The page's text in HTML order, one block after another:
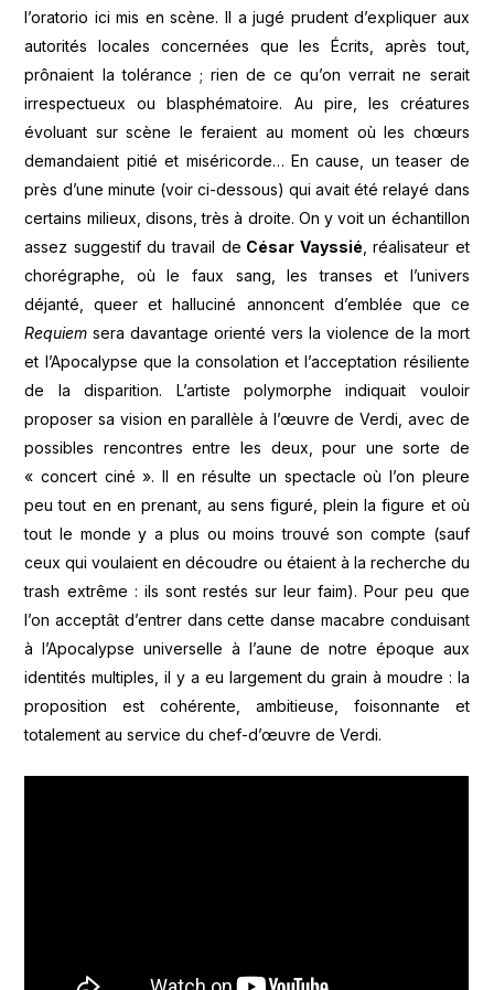
l’oratorio ici mis en scène. Il a jugé prudent d’expliquer aux
autorités locales concernées que les Écrits, après tout,
prônaient la tolérance ; rien de ce qu’on verrait ne serait
irrespectueux ou blasphématoire. Au pire, les créatures
évoluant sur scène le feraient au moment où les chœurs
demandaient pitié et miséricorde… En cause, un teaser de
près d’une minute (voir ci-dessous) qui avait été relayé dans
certains milieux, disons, très à droite. On y voit un échantillon
assez suggestif du travail de César Vayssié , réalisateur et
chorégraphe, où le faux sang, les transes et l’univers
déjanté, queer et halluciné annoncent d’emblée que ce
Requiem sera davantage orienté vers la violence de la mort
et l’Apocalypse que la consolation et l’acceptation résiliente
de la disparition. L’artiste polymorphe indiquait vouloir
proposer sa vision en parallèle à l’œuvre de Verdi, avec de
possibles rencontres entre les deux, pour une sorte de
« concert ciné ». Il en résulte un spectacle où l’on pleure
peu tout en en prenant, au sens figuré, plein la figure et où
tout le monde y a plus ou moins trouvé son compte (sauf
ceux qui voulaient en découdre ou étaient à la recherche du
trash extrême : ils sont restés sur leur faim). Pour peu que
l’on acceptât d’entrer dans cette danse macabre conduisant
à l’Apocalypse universelle à l’aune de notre époque aux
identités multiples, il y a eu largement du grain à moudre : la
proposition est cohérente, ambitieuse, foisonnante et
totalement au service du chef-d’œuvre de Verdi.